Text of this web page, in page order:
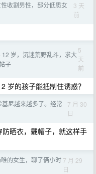
收割男性，部分低质女
3 天
前
12 岁，沉迷荒野乱斗，求大
子
5
天
前
岁的孩子能抵制住诱惑？
尼越来越多了。经常
7 月 30
日
晒衣，戴帽子，就这样手
的女生，聊了俩小时 7 月 29
日